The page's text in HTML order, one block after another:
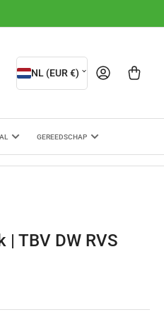
L
a
d
/
i
NL (EUR €) Aanmelden
Mini-winkelwagen
GEREEDSCHAP
TBV DW RVS